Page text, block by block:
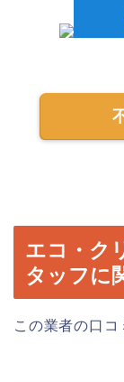
エコ・ク
タッフに
この業者の口コ